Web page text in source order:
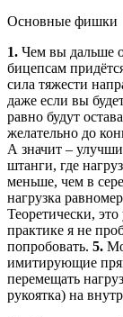
Основные фишки
1. Чем вы дальше
бицепсам
сила тяжести
даже если вы
равно будут
желательно до
А значит –
штанги, где
меньше, чем в
нагрузка
Теоретически,
практике я не
попробовать. 5.
имитирующие
перемещать
рукоятка) на